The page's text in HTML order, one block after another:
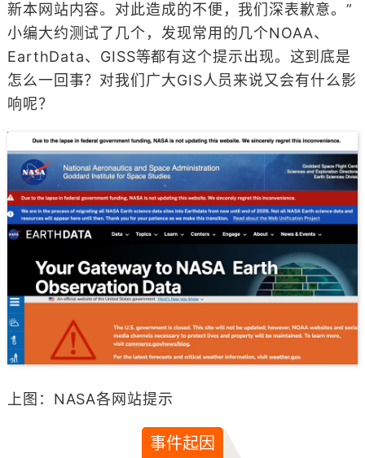
新本网站内容。对此造成的不便，我们深表歉意。”
小编大约测试了几个，发现常用的几个NOAA、
EarthData、GISS等都有这个提示出现。这到底是
怎么一回事？对我们广大GIS人员来说又会有什么影
响呢？
上图：NASA各网站提示
事件起因